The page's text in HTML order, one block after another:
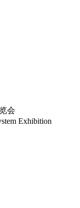
会
Exhibition